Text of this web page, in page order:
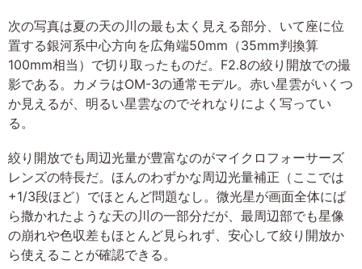
次の写真は夏の天の川の最も太く見える部分、いて座に位
置する銀河系中心方向を広角端50mm（35mm判換算
100mm相当）で切り取ったものだ。F2.8の絞り開放での撮
影である。カメラはOM-3の通常モデル。赤い星雲がいくつ
か見えるが、明るい星雲なのでそれなりによく写ってい
る。
絞り開放でも周辺光量が豊富なのがマイクロフォーサーズ
レンズの特長だ。ほんのわずかな周辺光量補正（ここでは
+1/3段ほど）でほとんど問題なし。微光星が画面全体にば
ら撒かれたような天の川の一部分だが、最周辺部でも星像
の崩れや色収差もほとんど見られず、安心して絞り開放か
ら使えることが確認できる。